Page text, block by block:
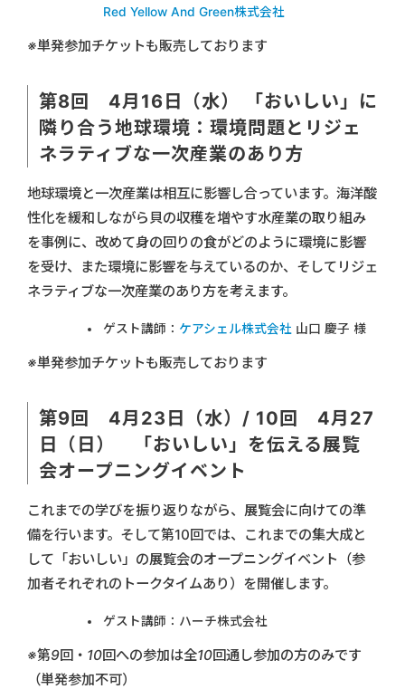
Red Yellow And Green株式会社
※単発参加チケットも販売しております
第8回 4月16日（水） 「おいしい」に
隣り合う地球環境：環境問題とリジェ
ネラティブな一次産業のあり方
地球環境と一次産業は相互に影響し合っています。海洋酸
性化を緩和しながら貝の収穫を増やす水産業の取り組み
を事例に、改めて身の回りの食がどのように環境に影響
を受け、また環境に影響を与えているのか、そしてリジェ
ネラティブな一次産業のあり方を考えます。
ゲスト講師： ケアシェル株式会社 山口 慶子 様
※単発参加チケットも販売しております
第9回 4月23日（水）/ 10回 4月27
日（日） 「おいしい」を伝える展覧
会オープニングイベント
これまでの学びを振り返りながら、展覧会に向けての準
備を行います。そして第10回では、これまでの集大成と
して「おいしい」の展覧会のオープニングイベント（参
加者それぞれのトークタイムあり）を開催します。
ゲスト講師：ハーチ株式会社
※第9回・10回への参加は全10回通し参加の方のみです
（単発参加不可）